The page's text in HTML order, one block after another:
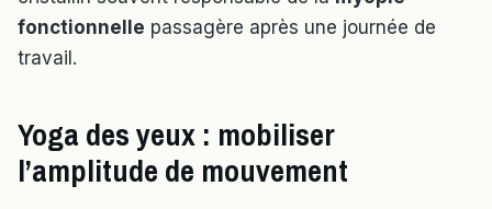
fonctionnelle passagère après une journée de
travail.
Yoga des yeux : mobiliser
l’amplitude de mouvement